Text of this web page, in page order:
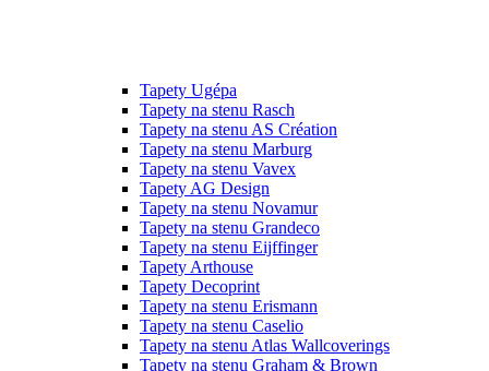
Tapety Ugépa
Tapety na stenu Rasch
Tapety na stenu AS Création
Tapety na stenu Marburg
Tapety na stenu Vavex
Tapety AG Design
Tapety na stenu Novamur
Tapety na stenu Grandeco
Tapety na stenu Eijffinger
Tapety Arthouse
Tapety Decoprint
Tapety na stenu Erismann
Tapety na stenu Caselio
Tapety na stenu Atlas Wallcoverings
Tapety na stenu Graham & Brown